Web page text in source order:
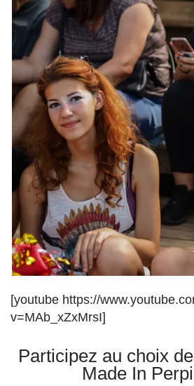
[youtube https://
v=MAb_xZxMrsI]
Participez au choix
Made In